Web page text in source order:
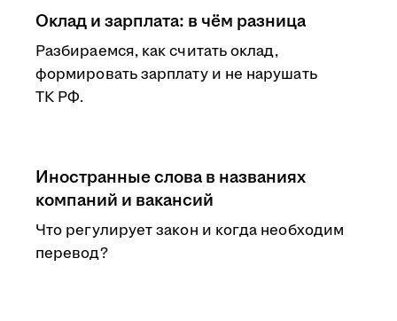
Оклад и зарплата: в чём разница
Разбираемся, как считать оклад,
формировать зарплату и не нарушать
ТК РФ.
Иностранные слова в названиях
компаний и вакансий
Что регулирует закон и когда необходим
перевод?